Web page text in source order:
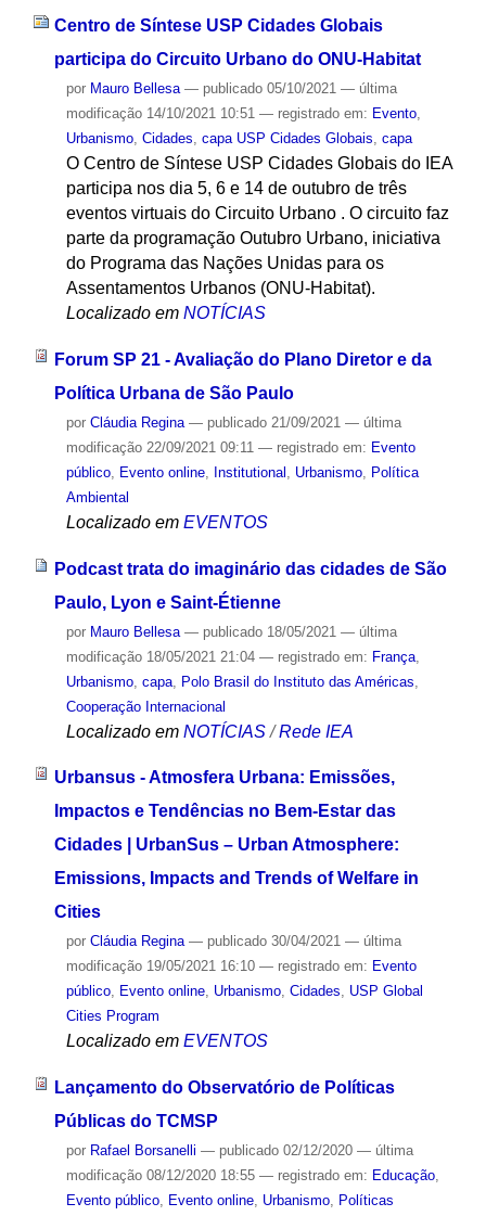
Centro de Síntese USP Cidades Globais
participa do Circuito Urbano do ONU-Habitat
por Mauro Bellesa — publicado05/10/2021 — última
modificação14/10/2021 10:51 — registrado em: Evento,
Urbanismo, Cidades, capa USP Cidades Globais, capa
O Centro de Síntese USP Cidades Globais do IEA
participa nos dia 5, 6 e 14 de outubro de três
eventos virtuais do Circuito Urbano . O circuito faz
parte da programação Outubro Urbano, iniciativa
do Programa das Nações Unidas para os
Assentamentos Urbanos (ONU-Habitat).
Localizado em NOTÍCIAS
Forum SP 21 - Avaliação do Plano Diretor e da
Política Urbana de São Paulo
por Cláudia Regina — publicado21/09/2021 — última
modificação22/09/2021 09:11 — registrado em: Evento
público, Evento online, Institutional , Urbanismo, Política
Ambiental
Localizado em EVENTOS
Podcast trata do imaginário das cidades de São
Paulo, Lyon e Saint-Étienne
por Mauro Bellesa — publicado18/05/2021 — última
modificação18/05/2021 21:04 — registrado em: França,
Urbanismo, capa, Polo Brasil do Instituto das Américas
Cooperação Internacional
Localizado em NOTÍCIAS /Rede IEA
Urbansus - Atmosfera Urbana: Emissões,
Impactos e Tendências no Bem-Estar das
Cidades | UrbanSus – Urban Atmosphere:
Emissions, Impacts and Trends of Welfare in
Cities
por Cláudia Regina — publicado30/04/2021 — última
modificação19/05/2021 16:10 — registrado em: Evento
público, Evento online, Urbanismo, Cidades, USP Global
Cities Program
Localizado em EVENTOS
Lançamento do Observatório de Políticas
Públicas do TCMSP
por Rafael Borsanelli — publicado02/12/2020 — última
modificação08/12/2020 18:55 — registrado em: Educação,
Evento público, Evento online, Urbanismo, Políticas